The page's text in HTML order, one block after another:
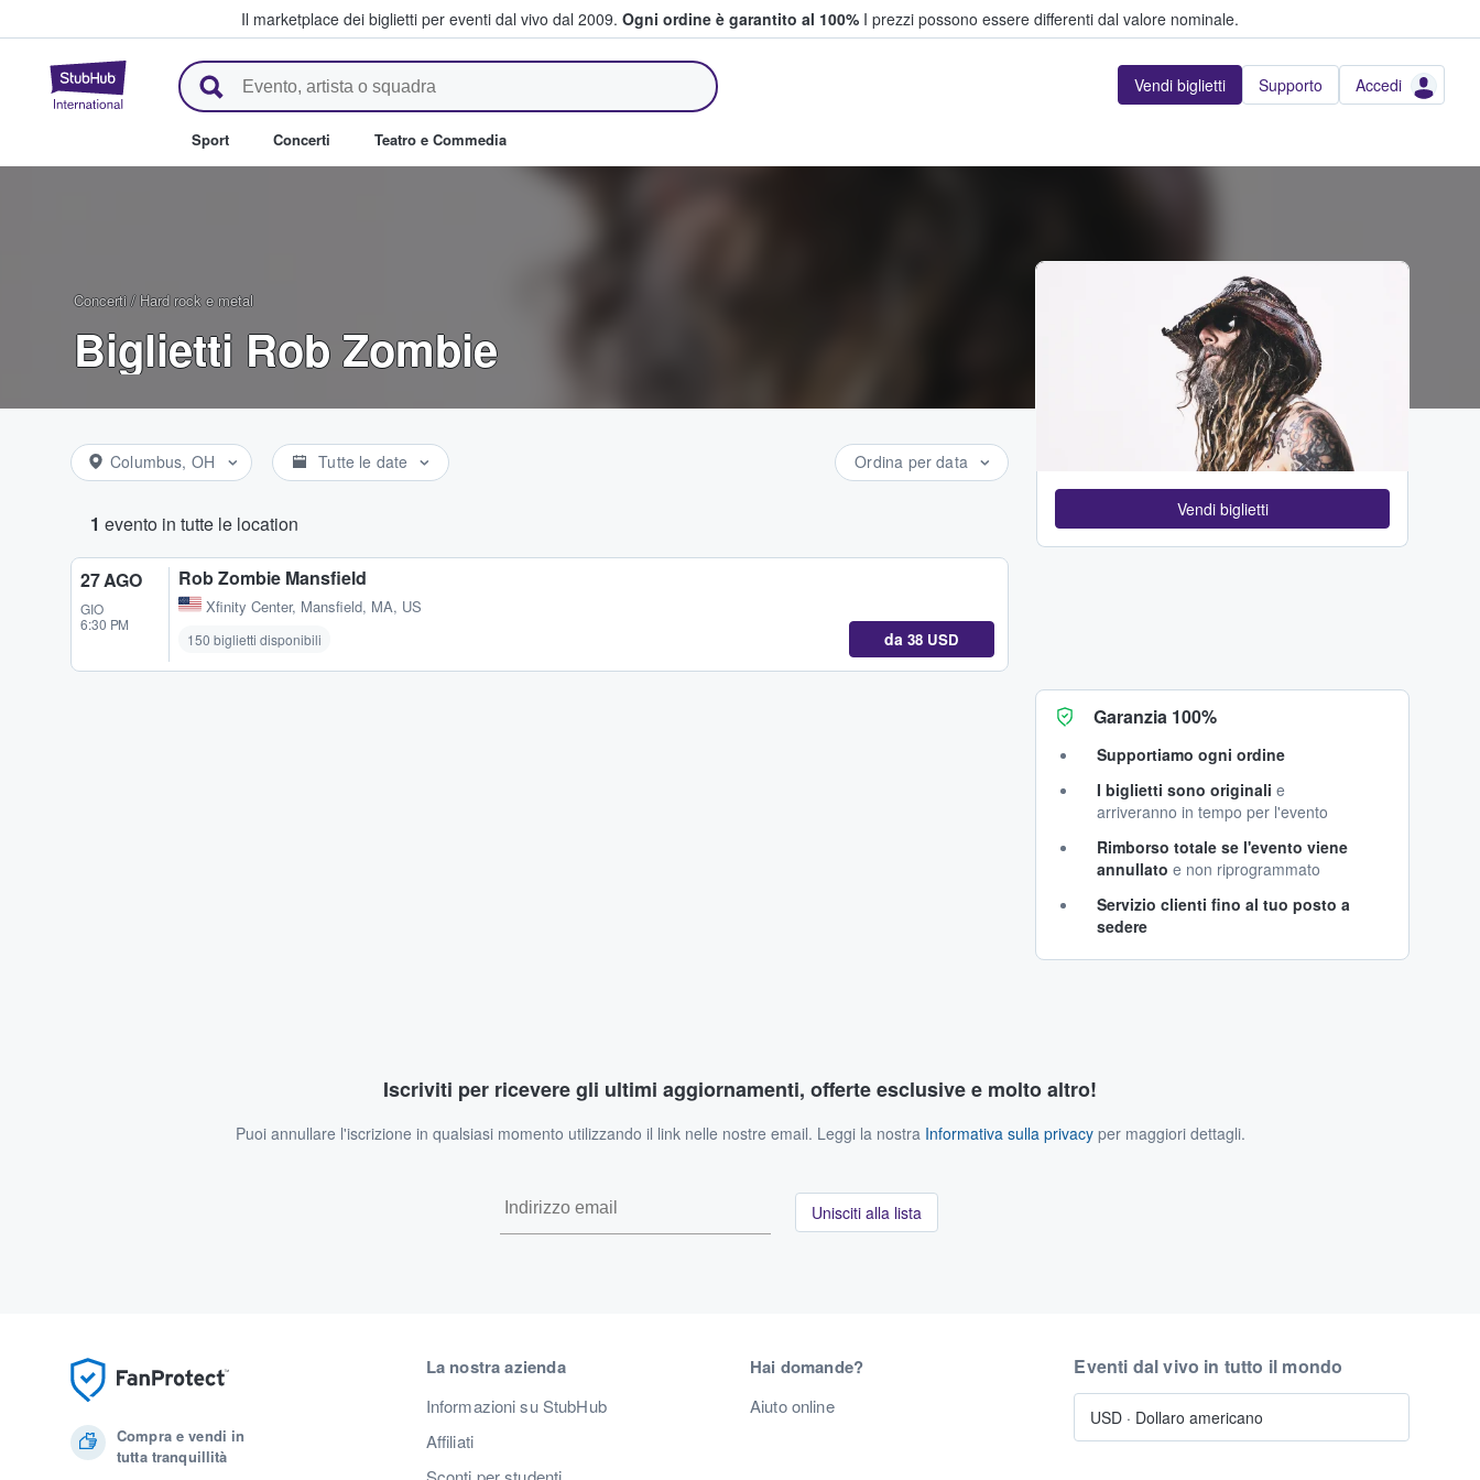
Il marketplace dei biglietti per eventi dal vivo dal 2009. Ogni ordine è garantito al 100% I prezzi possono essere differenti dal valore nominale.
StubHub - Dove i fan comprano e vendono biglietti Vendi biglietti Supporto Accedi
Sport Concerti Teatro e Commedia
Concerti / Hard rock e metal
Biglietti Rob Zombie
Columbus, OH Tutte le date Ordina per data
1 evento in tutte le location
27 AGO
GIO
6:30 PM
Rob Zombie Mansfield
Xfinity Center, Mansfield, MA, US
150 biglietti disponibili da 38 USD
Vendi biglietti
Garanzia 100%
Supportiamo ogni ordine
I biglietti sono originali e
arriveranno in tempo per l'evento
Rimborso totale se l'evento viene
annullato e non riprogrammato
Servizio clienti fino al tuo posto a
sedere
Iscriviti per ricevere gli ultimi aggiornamenti, offerte esclusive e molto altro!
Puoi annullare l'iscrizione in qualsiasi momento utilizzando il link nelle nostre email. Leggi la nostra Informativa sulla privacyper maggiori dettagli.
Unisciti alla lista
Compra e vendi in
tutta tranquillità
La nostra azienda
Informazioni su StubHub
Affiliati
Hai domande?
Aiuto online
Eventi dal vivo in tutto il mondo
USD · Dollaro americano